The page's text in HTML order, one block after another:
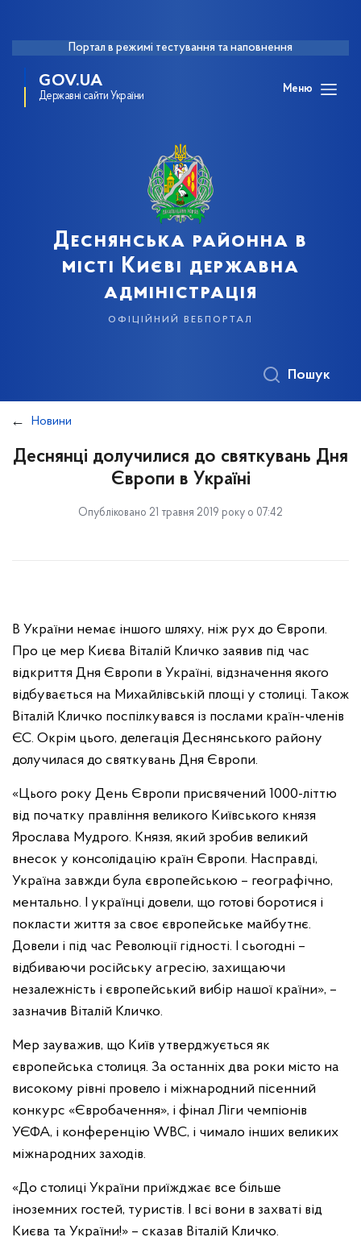
Портал в режимі тестування та наповнення
GOV.UA
Державні сайти України
Меню
Деснянська районна в
місті Києві державна
адміністрація
офіційний вебпортал
Пошук
Новини
Деснянці долучилися до святкувань Дня
Європи в Україні
Опубліковано 21 травня 2019 року о 07:42
В України немає іншого шляху, ніж рух до Європи.
Про це мер Києва Віталій Кличко заявив під час
відкриття Дня Європи в Україні, відзначення якого
відбувається на Михайлівській площі у столиці. Також
Віталій Кличко поспілкувався із послами країн-членів
ЄС. Окрім цього, делегація Деснянського району
долучилася до святкувань Дня Європи.
«Цього року День Європи присвячений 1000-літтю
від початку правління великого Київського князя
Ярослава Мудрого. Князя, який зробив великий
внесок у консолідацію країн Європи. Насправді,
Україна завжди була європейською – географічно,
ментально. І українці довели, що готові боротися і
покласти життя за своє європейське майбутнє.
Довели і під час Революції гідності. І сьогодні –
відбиваючи російську агресію, захищаючи
незалежність і європейський вибір нашої країни», –
зазначив Віталій Кличко.
Мер зауважив, що Київ утверджується як
європейська столиця. За останніх два роки місто на
високому рівні провело і міжнародний пісенний
конкурс «Євробачення», і фінал Ліги чемпіонів
УЄФА, і конференцію WBC, і чимало інших великих
міжнародних заходів.
«До столиці України приїжджає все більше
іноземних гостей, туристів. І всі вони в захваті від
Києва та України!» – сказав Віталій Кличко.